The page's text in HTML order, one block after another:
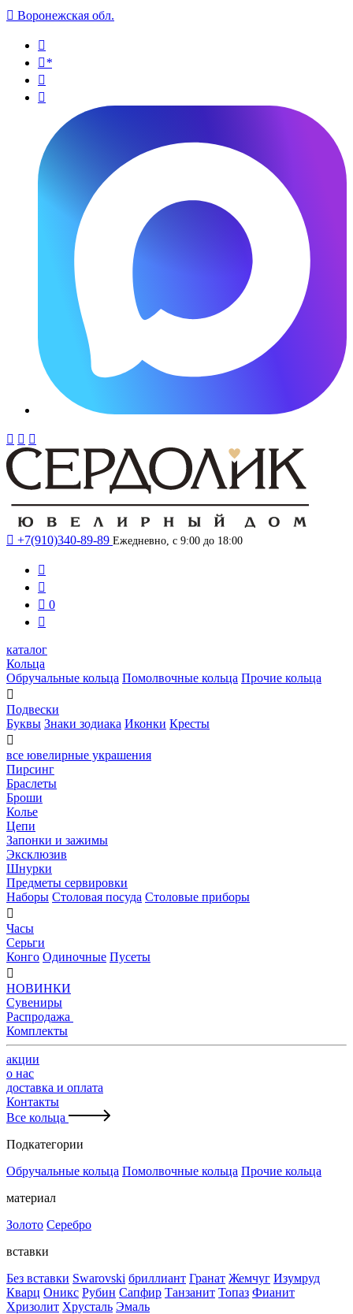
 Воронежская обл.

*


  
 +7(910)340-89-89 Ежедневно, с 9:00 до 18:00


 0

каталог
Кольца
Обручальные кольца Помолвочные кольца Прочие кольца

Подвески
Буквы Знаки зодиака Иконки Кресты

все ювелирные украшения
Пирсинг
Браслеты
Броши
Колье
Цепи
Запонки и зажимы
Эксклюзив
Шнурки
Предметы сервировки
Наборы Столовая посуда Столовые приборы

Часы
Серьги
Конго Одиночные Пусеты

НОВИНКИ
Сувениры
Распродажа
Комплекты
акции
о нас
доставка и оплата
Контакты
Все кольца
Подкатегории
Обручальные кольца Помолвочные кольца Прочие кольца
материал
Золото Серебро
вставки
Без вставки Swarovski бриллиант Гранат Жемчуг Изумруд
Кварц Оникс Рубин Сапфир Танзанит Топаз Фианит
Хризолит Хрусталь Эмаль